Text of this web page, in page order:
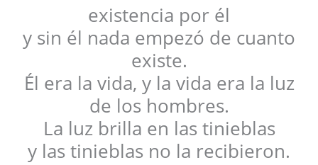
existencia por él
y sin él nada empezó de cuanto
existe.
Él era la vida, y la vida era la luz
de los hombres.
La luz brilla en las tinieblas
y las tinieblas no la recibieron.